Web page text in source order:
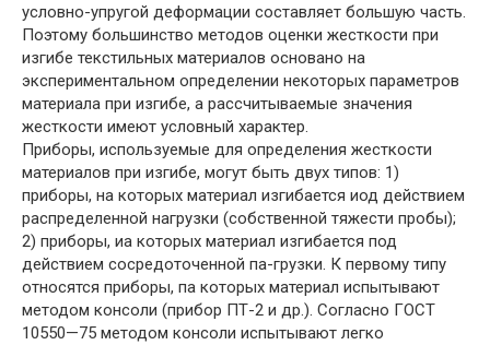
условно-упругой деформации составляет большую часть.
Поэтому большинство методов оценки жесткости при
изгибе текстильных материалов основано на
экспериментальном определении некоторых параметров
материала при изгибе, а рассчитываемые значения
жесткости имеют условный характер.
Приборы, используемые для определения жесткости
материалов при изгибе, могут быть двух типов: 1)
приборы, на которых материал изгибается иод действием
распределенной нагрузки (собственной тяжести пробы);
2) приборы, иа которых материал изгибается под
действием сосредоточенной па-грузки. К первому типу
относятся приборы, па которых материал испытывают
методом консоли (прибор ПТ-2 и др.). Согласно ГОСТ
10550—75 методом консоли испытывают легко